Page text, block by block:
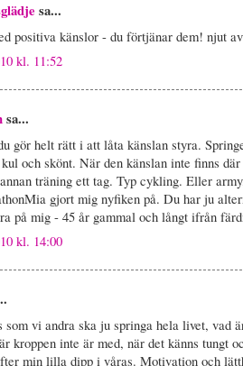
sa...
positiva känslor - du förtjänar dem! njut
kl. 11:52
sa...
gör helt rätt i att låta känslan styra.
och skönt. När den känslan inte finns
träning ett tag. Typ cykling. Eller
gjort mig nyfiken på. Du har ju
på mig - 45 år gammal och långt ifrån
kl. 14:00
som vi andra ska ju springa hela livet, vad
kroppen inte är med, när det känns tungt
min lilla dipp i våras. Motivation och